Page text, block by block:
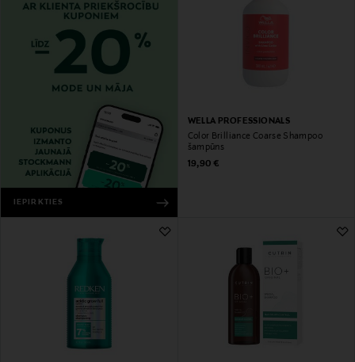
IEPIRKTIES
WELLA PROFESSIONALS
Color Brilliance Coarse Shampoo
šampūns
Original Price
19,90 €